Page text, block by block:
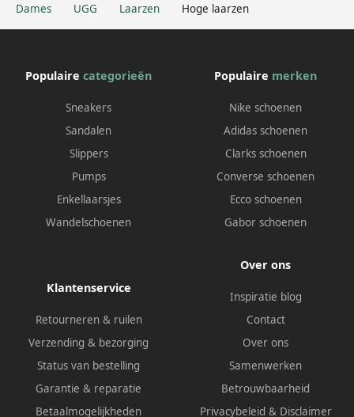
Dames UGG Laarzen Hoge laarzen
Populaire categorieën
Sneakers
Sandalen
Slippers
Pumps
Enkellaarsjes
Wandelschoenen
Populaire merken
Nike schoenen
Adidas schoenen
Clarks schoenen
Converse schoenen
Ecco schoenen
Gabor schoenen
Klantenservice
Retourneren & ruilen
Verzending & bezorging
Status van bestelling
Garantie & reparatie
Betaalmogelijkheden
Over ons
Inspiratie blog
Contact
Over ons
Samenwerken
Betrouwbaarheid
Privacybeleid & Disclaimer